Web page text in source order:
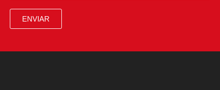
ENVIAR